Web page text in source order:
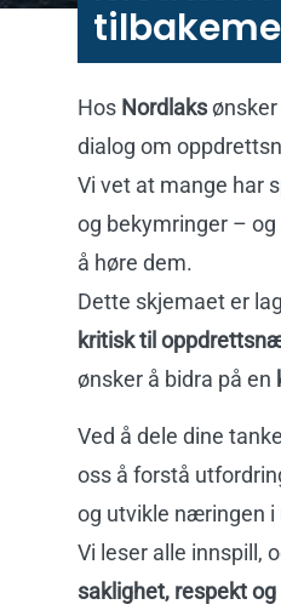
Hos Nordlaks
dialog om
Vi vet at mange har
og bekymringer –
å høre dem.
Dette skjemaet er
kritisk til
ønsker å bidra på en
Ved å dele dine
oss å forstå
og utvikle næringen i
Vi leser alle innspill,
saklighet, respekt